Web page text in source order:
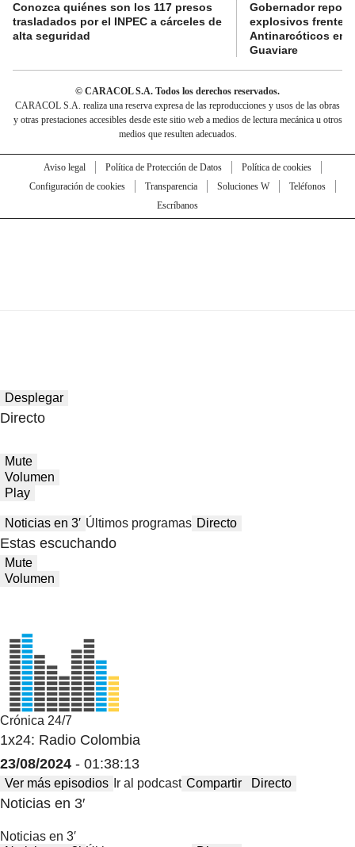
Conozca quiénes son los 117 presos
trasladados por el INPEC a cárceles de
alta seguridad
Gobernador
explosivos frente a
Antinarcóticos en
Guaviare
© CARACOL S.A. Todos los derechos reservados.
CARACOL S.A. realiza una reserva expresa de las reproducciones y usos de las obras
y otras prestaciones accesibles desde este sitio web a medios de lectura mecánica u otros
medios que resulten adecuados.
Aviso legal Política de Protección de Datos
Política de cookies
Configuración de cookies
Transparencia Soluciones W
Teléfonos
Escríbanos
Desplegar
Directo
Mute
Volumen
Play
Noticias en 3′ Últimos programas Directo
Estas escuchando
Mute
Volumen
Crónica 24/7
1x24: Radio Colombia
23/08/2024 - 01:38:13
Ver más episodios Ir al podcast Compartir Directo
Noticias en 3′
Noticias en 3′